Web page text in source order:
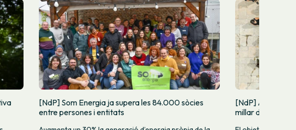
[NdP] Som Energia ja supera les 84.000 sòcies
entre persones i entitats
[NdP] Arranca
millar de